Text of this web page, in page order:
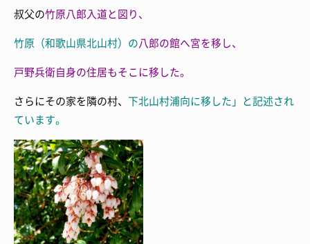
叔父の竹原八郎入道と図り、
竹原（和歌山県北山村）の八郎の館へ宮を移し、
戸野兵衛自身の住居もそこに移した。
さらにその家を隣の村、 下北山村浦向に移した」と記述され
ています。